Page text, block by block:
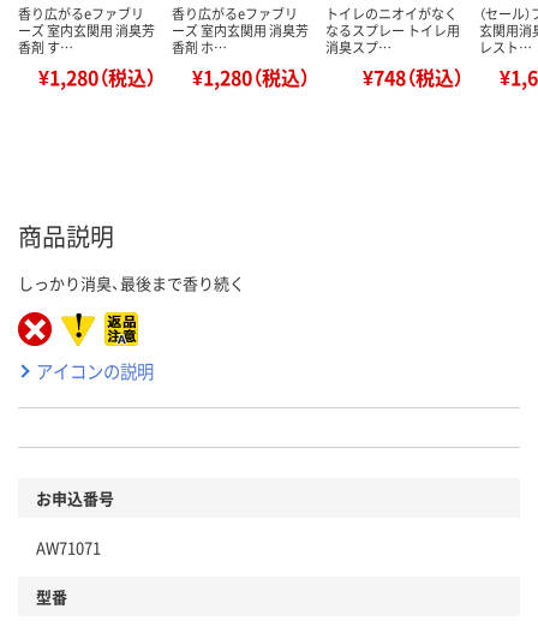
香り広がるeファブリ
ーズ 室内玄関用 消臭芳
香剤 す…
¥1,280（税込）
香り広がるeファブリ
ーズ 室内玄関用 消臭芳
香剤 ホ…
¥1,280（税込）
トイレのニオイがなく
なるスプレー トイレ用
消臭スプ…
¥748（税込）
（セール
玄関用消
レスト…
商品説明
しっかり消臭、最後まで香り続く
アイコンの説明
お申込番号
AW71071
型番